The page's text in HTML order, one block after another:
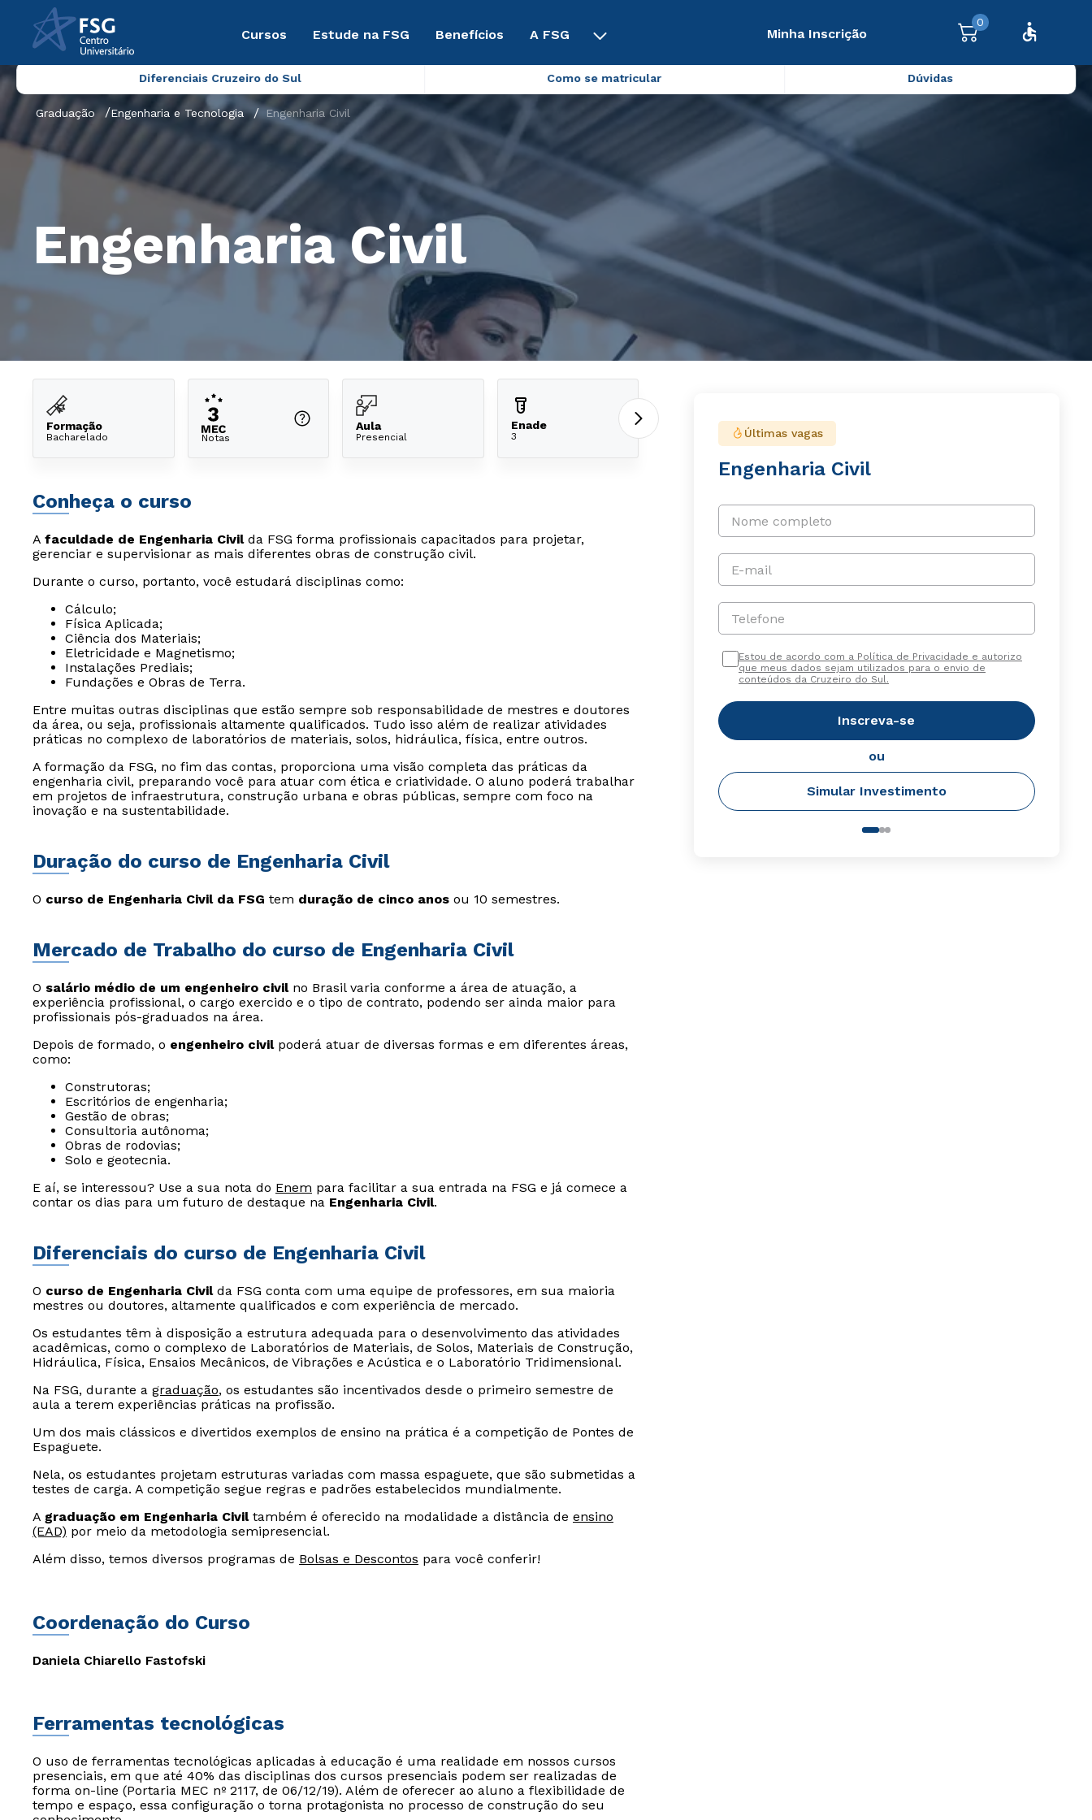
Cursos Estude na FSG Benefícios A FSG Minha Inscrição
0
Diferenciais Cruzeiro do Sul Como se matricular Dúvidas
Graduação Engenharia e Tecnologia Engenharia Civil
Engenharia Civil
Formação
Bacharelado Notas
Aula
Presencial
Enade
3
Conheça o curso
A faculdade de Engenharia Civilda FSG forma profissionais capacitados para projetar,
gerenciar e supervisionar as mais diferentes obras de construção civil.
Durante o curso, portanto, você estudará disciplinas como:
Cálculo;
Física Aplicada;
Ciência dos Materiais;
Eletricidade e Magnetismo;
Instalações Prediais;
Fundações e Obras de Terra.
Entre muitas outras disciplinas que estão sempre sob responsabilidade de mestres e doutores
da área, ou seja, profissionais altamente qualificados. Tudo isso além de realizar atividades
práticas no complexo de laboratórios de materiais, solos, hidráulica, física, entre outros.
A formação da FSG, no fim das contas, proporciona uma visão completa das práticas da
engenharia civil, preparando você para atuar com ética e criatividade. O aluno poderá trabalhar
em projetos de infraestrutura, construção urbana e obras públicas, sempre com foco na
inovação e na sustentabilidade.
Duração do curso de Engenharia Civil
O curso de Engenharia Civil da FSG tem duração de cinco anos ou 10 semestres.
Mercado de Trabalho do curso de Engenharia Civil
O salário médio de um engenheiro civilno Brasil varia conforme a área de atuação, a
experiência profissional, o cargo exercido e o tipo de contrato, podendo ser ainda maior para
profissionais pós-graduados na área.
Depois de formado, o engenheiro civilpoderá atuar de diversas formas e em diferentes áreas,
como:
Construtoras;
Escritórios de engenharia;
Gestão de obras;
Consultoria autônoma;
Obras de rodovias;
Solo e geotecnia.
E aí, se interessou? Use a sua nota do Enem para facilitar a sua entrada na FSG e já comece a
contar os dias para um futuro de destaque na Engenharia Civil.
Diferenciais do curso de Engenharia Civil
O curso de Engenharia Civilda FSG conta com uma equipe de professores, em sua maioria
mestres ou doutores, altamente qualificados e com experiência de mercado.
Os estudantes têm à disposição a estrutura adequada para o desenvolvimento das atividades
acadêmicas, como o complexo de Laboratórios de Materiais, de Solos, Materiais de Construção,
Hidráulica, Física, Ensaios Mecânicos, de Vibrações e Acústica e o Laboratório Tridimensional.
Na FSG, durante a graduação, os estudantes são incentivados desde o primeiro semestre de
aula a terem experiências práticas na profissão.
Um dos mais clássicos e divertidos exemplos de ensino na prática é a competição de Pontes de
Espaguete.
Nela, os estudantes projetam estruturas variadas com massa espaguete, que são submetidas a
testes de carga. A competição segue regras e padrões estabelecidos mundialmente.
A graduação em Engenharia Civiltambém é oferecido na modalidade a distância de ensino
(EAD) por meio da metodologia semipresencial.
Além disso, temos diversos programas de Bolsas e Descontos para você conferir!
Coordenação do Curso
Daniela Chiarello Fastofski
Ferramentas tecnológicas
O uso de ferramentas tecnológicas aplicadas à educação é uma realidade em nossos cursos
presenciais, em que até 40% das disciplinas dos cursos presenciais podem ser realizadas de
forma on-line (Portaria MEC nº 2117, de 06/12/19). Além de oferecer ao aluno a flexibilidade de
tempo e espaço, essa configuração o torna protagonista no processo de construção do seu
Últimas vagas
Engenharia Civil
Nome completo
E-mail
Telefone
Estou de acordo com a Política de Privacidade e autorizo
que meus dados sejam utilizados para o envio de
conteúdos da Cruzeiro do Sul.
Inscreva-se
ou
Simular Investimento
ou
ou